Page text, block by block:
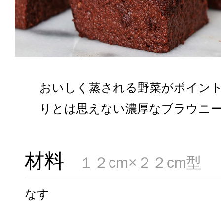
おいしく蒸される野菜がポイン
りとは思えない濃厚なブラウニ
材料 １２cm×２２cm型
なす